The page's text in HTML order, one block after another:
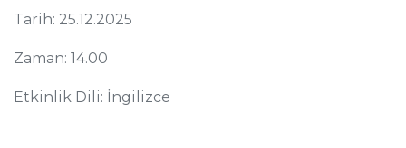
Tarih: 25.12.2025
Zaman: 14.00
Etkinlik Dili: İngilizce